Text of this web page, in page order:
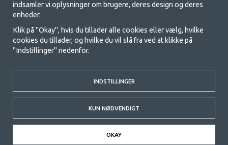
GetCamping.dk - Din butik for
camping og friluftsliv
Camping kan enten være en livsstil eller en måde at samle familien på til
et fælles eventyr. Uanset hvilken kategori du tilhører, finder du alt, du
til at campere, så vi tilbyder rigtig gode priser på familietelte,
campingvogns-telte og alt andet udstyr til camping og friluftsliv. Vores
mål er at tilbyde det bedste campingudstyr med hensyn til kvalitet og
funktionalitet i hver priskategori. Du er velkommen til at kontakte os,
hvis der er noget, du mangler eller vil vide mere om.
indsamler vi oplysninger om brugere, deres design og deres
enheder.
Klik på "Okay", hvis du tillader alle cookies eller vælg, hvilke
cookies du tillader, og hvilke du vil slå fra ved at klikke på
"Indstillinger" nedenfor.
INDSTILLINGER
KUN NØDVENDIGT
OKAY